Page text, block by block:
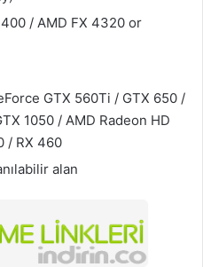
/ AMD FX 4320 or
GTX 560Ti / GTX 650 /
1050 / AMD Radeon HD
/ RX 460
alan